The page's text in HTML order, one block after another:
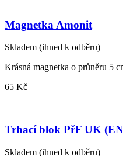
Magnetka Amonit
Skladem (ihned k odběru)
Krásná magnetka o průněru 5
65 Kč
Trhací blok PřF UK
Skladem (ihned k odběru)